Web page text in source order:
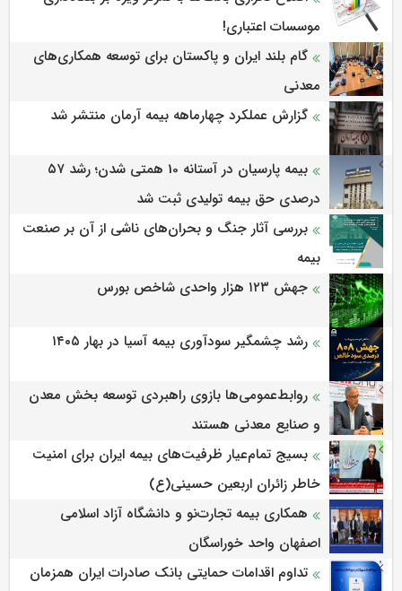
موسسات اعتباری!
گام بلند ایران و پاکستان برای توسعه همکاری‌های
معدنی
گزارش عملکرد چهارماهه بیمه آرمان منتشر شد
بیمه پارسیان در آستانه 10 همتی شدن؛ رشد ۵۷
درصدی حق بیمه تولیدی ثبت شد
بررسی آثار جنگ و بحران‌های ناشی از آن بر صنعت
بیمه
جهش ۱۲۳ هزار واحدی شاخص بورس
رشد چشمگیر سودآوری بیمه آسیا در بهار ۱۴۰۵
روابط‌‌عمومی‌ها بازوی راهبردی توسعه بخش معدن
و صنایع معدنی هستند
بسیج تمام‌عیار ظرفیت‌های بیمه ایران برای امنیت
خاطر زائران اربعین حسینی(ع)
همکاری بیمه تجارت‌نو و دانشگاه آزاد اسلامی
اصفهان واحد خوراسگان
تداوم اقدامات حمایتی بانک صادرات ایران همزمان